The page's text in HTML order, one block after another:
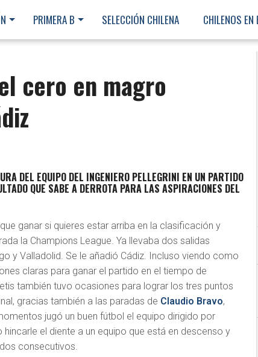
PRIMERA B SELECCIÓN CHILENA CHILENOS EN
cero en magro
DEL EQUIPO DEL INGENIERO PELLEGRINI EN UN PARTIDO
QUE SABE A DERROTA PARA LAS ASPIRACIONES DEL
ganar si quieres estar arriba en la clasificación y
la Champions League. Ya llevaba dos salidas
y Valladolid. Se le añadió Cádiz. Incluso viendo como
claras para ganar el partido en el tiempo de
también tuvo ocasiones para lograr los tres puntos
gracias también a las paradas de Claudio Bravo,
jugó un buen fútbol el equipo dirigido por
hincarle el diente a un equipo que está en descenso y
consecutivos.